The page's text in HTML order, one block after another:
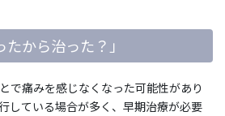
たから治った？」
で痛みを感じなくなった可能性があり
している場合が多く、早期治療が必要